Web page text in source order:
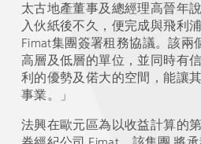
太古地產董事及總經理高晉年
入伙紙後不久，便完成與飛利
Fimat集團簽署租務協議。該兩
高層及低層的單位，並同時有
利的優勢及偌大的空間，能讓
事業。」
法興在歐元區為以收益計算的